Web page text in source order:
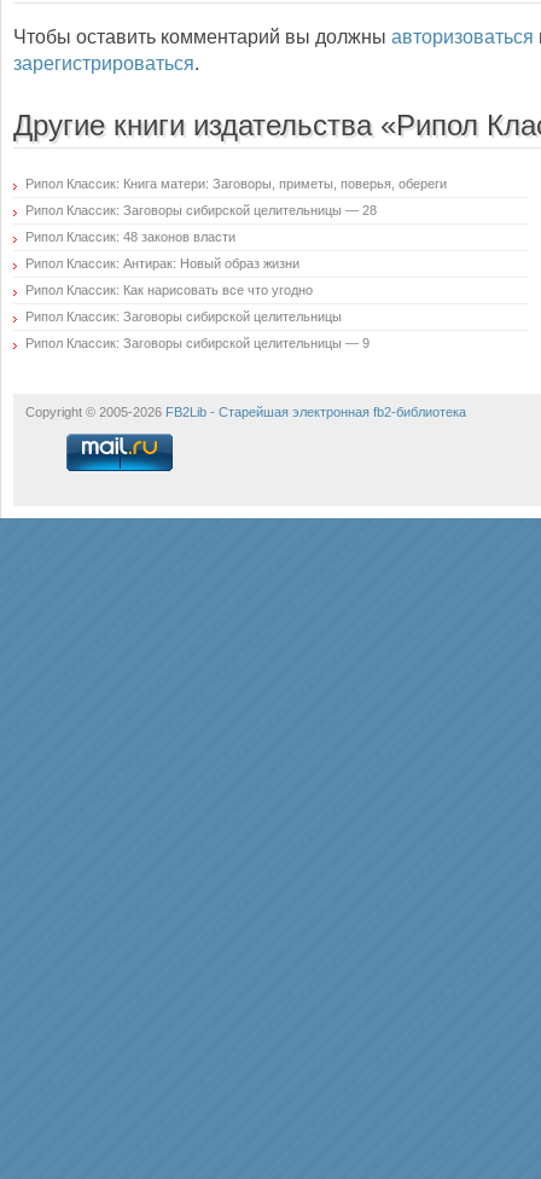
Чтобы оставить комментарий вы должны авторизоваться
зарегистрироваться.
Другие книги издательства «Рипол
Рипол Классик: Книга матери: Заговоры, приметы, поверья, обереги
Рипол Классик: Заговоры сибирской целительницы — 28
Рипол Классик: 48 законов власти
Рипол Классик: Антирак: Новый образ жизни
Рипол Классик: Как нарисовать все что угодно
Рипол Классик: Заговоры сибирской целительницы
Рипол Классик: Заговоры сибирской целительницы — 9
Copyright © 2005-2026 FB2Lib - Старейшая электронная fb2-библиотека